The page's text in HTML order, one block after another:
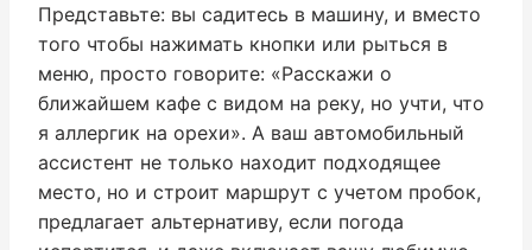
Представьте: вы садитесь в машину, и вместо
того чтобы нажимать кнопки или рыться в
меню, просто говорите: «Расскажи о
ближайшем кафе с видом на реку, но учти, что
я аллергик на орехи». А ваш автомобильный
ассистент не только находит подходящее
место, но и строит маршрут с учетом пробок,
предлагает альтернативу, если погода